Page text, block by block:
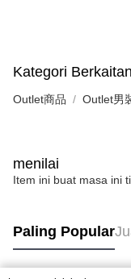
Kategori
Outlet商品 Outlet男
menilai
Item ini buat masa ini
Paling Popular